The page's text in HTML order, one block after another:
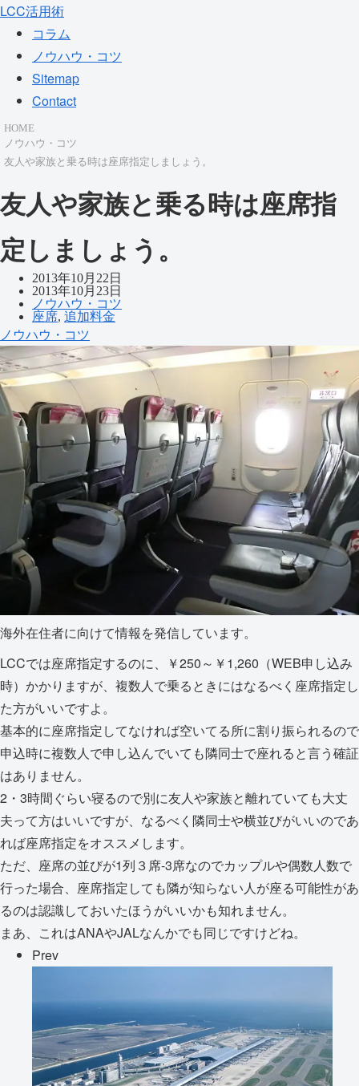
LCC活用術
コラム
ノウハウ・コツ
Sitemap
Contact
HOME
ノウハウ・コツ
友人や家族と乗る時は座席指定しましょう。
友人や家族と乗る時は座席指
定しましょう。
2013年10月22日
2013年10月23日
ノウハウ・コツ
座席, 追加料金
ノウハウ・コツ
海外在住者に向けて情報を発信しています。
LCCでは座席指定するのに、￥250～￥1,260（WEB申し込み
時）かかりますが、複数人で乗るときにはなるべく座席指定し
た方がいいですよ。
基本的に座席指定してなければ空いてる所に割り振られるので
申込時に複数人で申し込んでいても隣同士で座れると言う確証
はありません。
2・3時間ぐらい寝るので別に友人や家族と離れていても大丈
夫って方はいいですが、なるべく隣同士や横並びがいいのであ
れば座席指定をオススメします。
ただ、座席の並びが1列３席-3席なのでカップルや偶数人数で
行った場合、座席指定しても隣が知らない人が座る可能性があ
るのは認識しておいたほうがいいかも知れません。
まあ、これはANAやJALなんかでも同じですけどね。
Prev